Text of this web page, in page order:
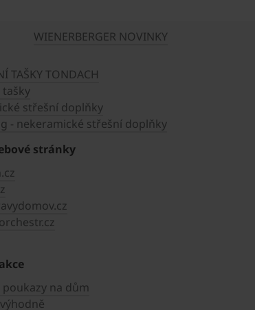
WIENERBERGER NOVINKY
TAŠKY TONDACH
tašky
střešní doplňky
- nekeramické střešní doplňky
stránky
poukazy na dům